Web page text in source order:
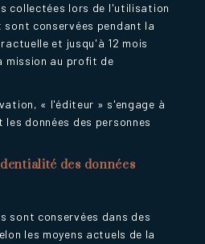
collectées lors de l'utilisation
conservées pendant la
et jusqu'à 12 mois
mission au profit de
« l'éditeur » s'engage à
données des personnes
des données
sont conservées dans des
les moyens actuels de la